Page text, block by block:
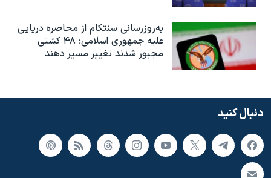
به‌روزرسانی سنتکام از محاصره دریایی
علیه جمهوری اسلامی؛ ۴۸ کشتی
مجبور شدند تغییر مسیر دهند
دنبال کنید